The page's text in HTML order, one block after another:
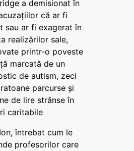
a demisionat în
că ar fi
sau ar fi exagerat în
realizărilor sale,
printr-o poveste
marcată de un
de autism, zeci
parcurse și
de lire strânse în
caritabile
întrebat cum le
profesorilor care